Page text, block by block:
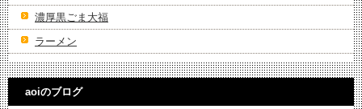
濃厚黒ごま大福
ラーメン
aoiのブログ